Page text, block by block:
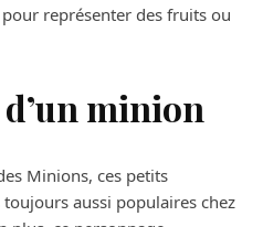
représenter des fruits ou
minion
Minions, ces petits
aussi populaires chez